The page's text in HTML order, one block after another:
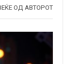
ОД АВТОРОТ